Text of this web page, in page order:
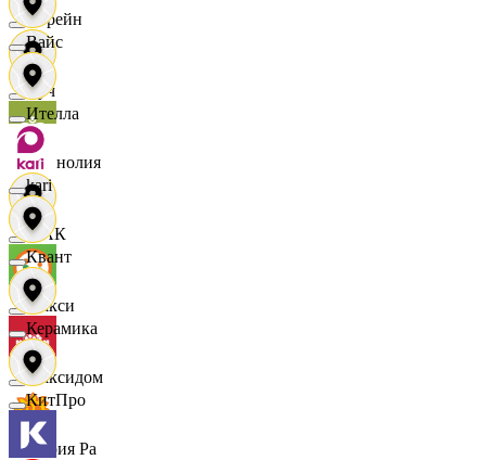
Лорейн
Луч
Магнолия
МАК
Макси
Максидом
Мария Ра
Вайс
Ителла
kari
Квант
Керамика
КитПро